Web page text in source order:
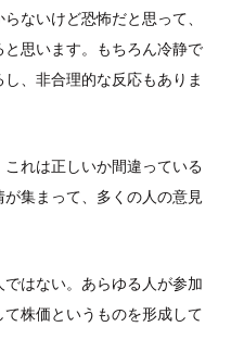
ないけど恐怖だと思って、
思います。もちろん冷静で
、非合理的な反応もありま
れは正しいか間違っている
集まって、多くの人の意見
はない。あらゆる人が参加
株価というものを形成して